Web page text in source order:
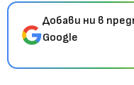
Добави ни в
Google